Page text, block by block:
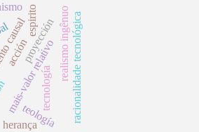
proyección
mais-valor relativorealismo ingênuoracionalidade tecnológica
tecnología
teología
espirito
herança
acción